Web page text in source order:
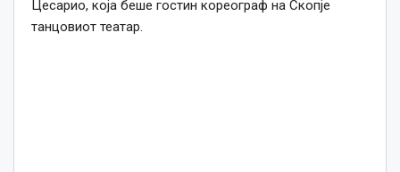
Цесарио, која беше гостин кореограф на Скопје
танцовиот театар.